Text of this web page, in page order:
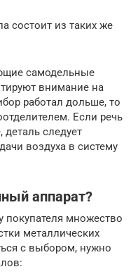
состоит из таких же
самодельные
внимание на
работал дольше, то
Если речь
следует
воздуха в систему
аппарат?
множество
металлических
с выбором, нужно